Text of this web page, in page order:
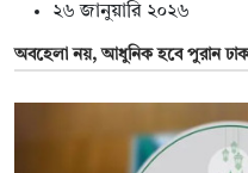
২৬ জানুয়ারি ২০২৬
অবহেলা নয়, আধুনিক হবে পুরান